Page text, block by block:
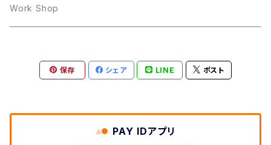
mocomoco
ring
Swan
Rabbit
Hedgehog
Swan
Bear
Work Shop
保存 シェア LINE ポスト
PAY IDアプリ